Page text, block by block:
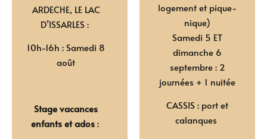
ARDECHE, LE LAC
D’ISSARLES :
10h-16h : Samedi 8
août
Stage vacances
enfants et ados:
logement et pique-
nique)
Samedi 5 ET
dimanche 6
septembre :2
journées + 1 nuitée
CASSIS : port et
calanques